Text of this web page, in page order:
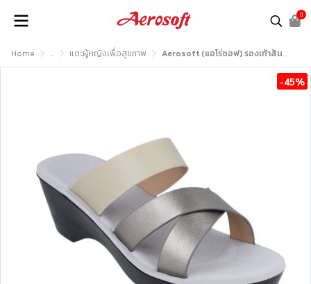
0
Home ... แตะผู้หญิงเพื่อสุขภาพ Aerosoft (แอโร่ซอฟ) รองเท้าส้นสูงหญิง เพื่อสุขภาพ รุ่น FW8272
-45%